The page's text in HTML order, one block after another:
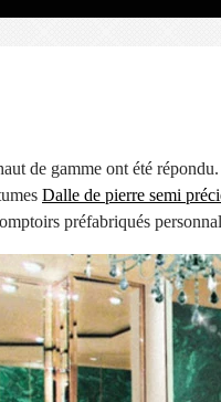
de gamme ont été répondu.
Dalle de pierre semi
préfabriqués